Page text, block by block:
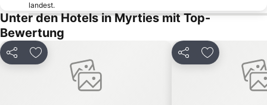
Didimes Beach
Aquapark Bodrum
Unterwassermuseum Bodrum
Bodrum Bus Terminal
Kantouni
Kalimera
Rabbit Island
Traditional Settlement of Lipsi
Bodrum Food Bazar
landest.
Unter den Hotels in Myrties mit Top-
Bewertung
Teilen Zu Favoriten hinzufügen Teilen Zu Favoriten